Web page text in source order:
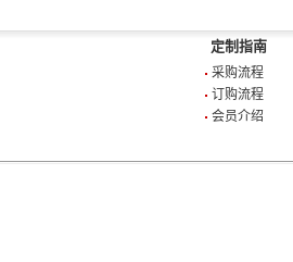
定制指南
采购流程
订购流程
会员介绍